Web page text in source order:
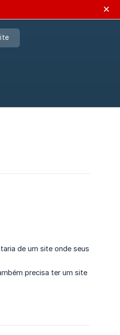
✕
de um site onde seus
precisa ter um site